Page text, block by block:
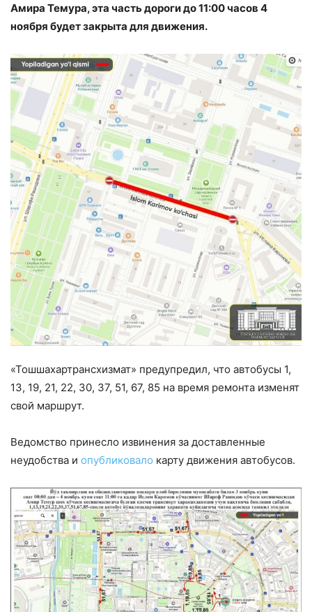
Амира Темура, эта часть дороги до 11:00 часов 4
ноября будет закрыта для движения.
«Тошшахартрансхизмат» предупредил, что автобусы 1,
13, 19, 21, 22, 30, 37, 51, 67, 85 на время ремонта изменят
свой маршрут.
Ведомство принесло извинения за доставленные
неудобства и опубликовало карту движения автобусов.